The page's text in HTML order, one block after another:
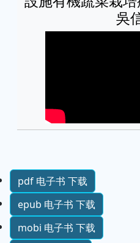
吳
pdf 电子书 下载
epub 电子书 下载
mobi 电子书 下载